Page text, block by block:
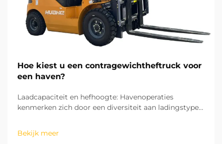
Hoe kiest u een contragewichtheftruck voor
een haven?
Laadcapaciteit en hefhoogte: Havenoperaties
kenmerken zich door een diversiteit aan ladingstypes,
containeraccessoires, waardoor de laadcapaciteit de
eerste cruciale factor is bij de keuze van een
Bekijk meer